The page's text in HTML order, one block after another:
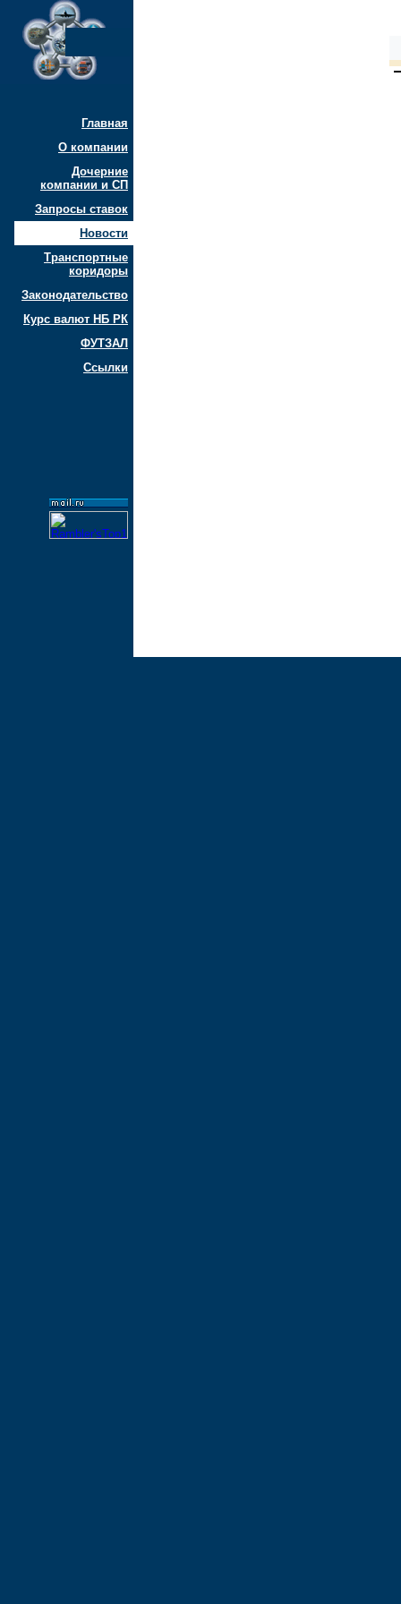
Главная
О компании
Дочерние
компании и СП
Запросы ставок
Новости
Транспортные
коридоры
Законодательство
Курс валют НБ РК
ФУТЗАЛ
Ссылки